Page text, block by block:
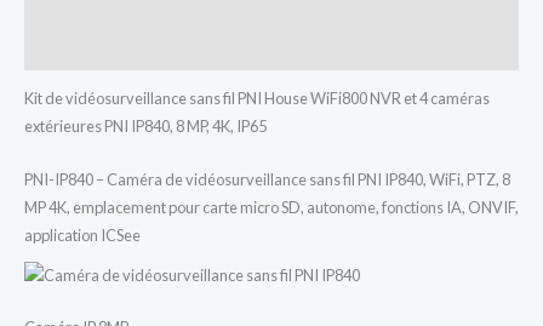
Kit de vidéosurveillance sans fil PNI House WiFi800 NVR et 4 caméras
extérieures PNI IP840, 8 MP, 4K, IP65
PNI-IP840 – Caméra de vidéosurveillance sans fil PNI IP840, WiFi, PTZ, 8
MP 4K, emplacement pour carte micro SD, autonome, fonctions IA, ONVIF,
application ICSee